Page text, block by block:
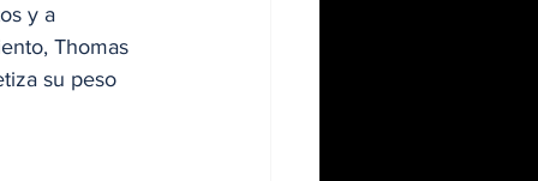
y a
Thomas
su peso